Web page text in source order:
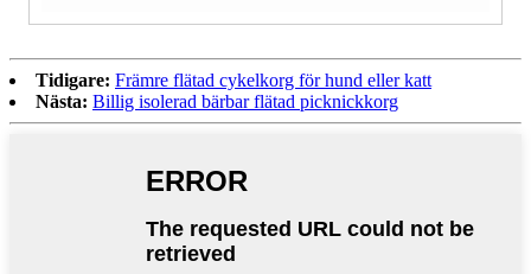
Tidigare: Främre flätad cykelkorg för hund eller katt
Nästa: Billig isolerad bärbar flätad picknickkorg